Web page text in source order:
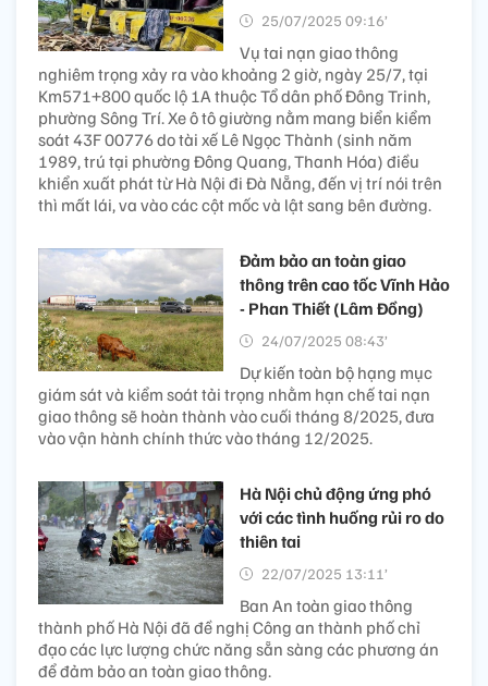
25/07/2025 09:16’
Vụ tai nạn giao thông
nghiêm trọng xảy ra vào khoảng 2 giờ, ngày 25/7, tại
Km571+800 quốc lộ 1A thuộc Tổ dân phố Đông Trinh,
phường Sông Trí. Xe ô tô giường nằm mang biển kiểm
soát 43F 00776 do tài xế Lê Ngọc Thành (sinh năm
1989, trú tại phường Đông Quang, Thanh Hóa) điều
khiển xuất phát từ Hà Nội đi Đà Nẵng, đến vị trí nói trên
thì mất lái, va vào các cột mốc và lật sang bên đường.
Đảm bảo an toàn giao
thông trên cao tốc Vĩnh Hảo
- Phan Thiết (Lâm Đồng)
24/07/2025 08:43’
Dự kiến toàn bộ hạng mục
giám sát và kiểm soát tải trọng nhằm hạn chế tai nạn
giao thông sẽ hoàn thành vào cuối tháng 8/2025, đưa
vào vận hành chính thức vào tháng 12/2025.
Hà Nội chủ động ứng phó
với các tình huống rủi ro do
thiên tai
22/07/2025 13:11’
Ban An toàn giao thông
thành phố Hà Nội đã đề nghị Công an thành phố chỉ
đạo các lực lượng chức năng sẵn sàng các phương án
để đảm bảo an toàn giao thông.